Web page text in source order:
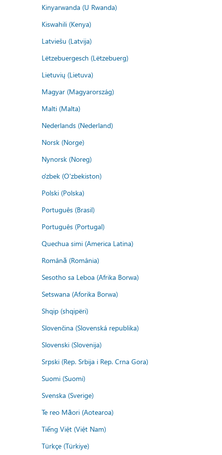
Kinyarwanda (U Rwanda)
Kiswahili (Kenya)
Latviešu (Latvija)
Lëtzebuergesch (Lëtzebuerg)
Lietuvių (Lietuva)
Magyar (Magyarország)
Malti (Malta)
Nederlands (Nederland)
Norsk (Norge)
Nynorsk (Noreg)
o'zbek (O'zbekiston)
Polski (Polska)
Português (Brasil)
Português (Portugal)
Quechua simi (America Latina)
Română (România)
Sesotho sa Leboa (Afrika Borwa)
Setswana (Aforika Borwa)
Shqip (shqipëri)
Slovenčina (Slovenská republika)
Slovenski (Slovenija)
Srpski (Rep. Srbija i Rep. Crna Gora)
Suomi (Suomi)
Svenska (Sverige)
Te reo Māori (Aotearoa)
Tiếng Việt (Việt Nam)
Türkçe (Türkiye)